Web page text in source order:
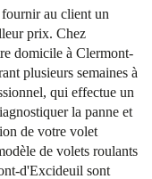
au client un
prix. Chez
domicile à Clermont-
plusieurs semaines à
qui effectue un
la panne et
de votre volet
de volets roulants
d'Excideuil sont